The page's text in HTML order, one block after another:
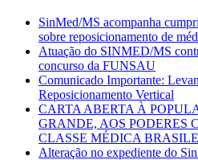
SinMed/MS acompanha
sobre reposicionamento de
Atuação do SINMED/MS
concurso da FUNSAU
Comunicado Importante:
Reposicionamento Vertical
CARTA ABERTA À
GRANDE, AOS PODERES
CLASSE MÉDICA
Alteração no expediente do